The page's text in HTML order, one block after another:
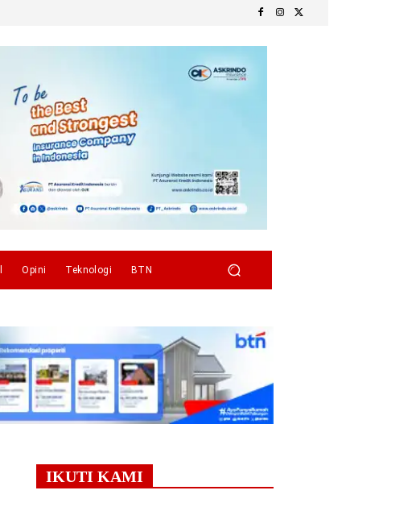
Opini Teknologi BTN
IKUTI KAMI